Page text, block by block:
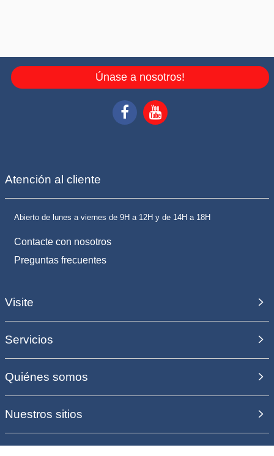
Únase a nosotros!
Atención al cliente
Abierto de lunes a viernes de 9H a 12H y de 14H a 18H
Contacte con nosotros
Preguntas frecuentes
Visite
Servicios
Quiénes somos
Nuestros sitios